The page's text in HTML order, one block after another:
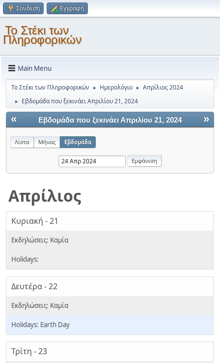
Σύνδεση Εγγραφή
Το Στέκι των
Πληροφορικών
Main Menu
Το Στέκι των Πληροφορικών ► Ημερολόγιο ► Απρίλιος 2024
► Εβδομάδα που ξεκινάει Απριλίου 21, 2024
« »
Εβδομάδα που ξεκινάει Απριλίου 21, 2024
Λίστα Μήνας Εβδομάδα
Απρίλιος
Κυριακή - 21
Δευτέρα - 22
Earth Day
Τρίτη - 23